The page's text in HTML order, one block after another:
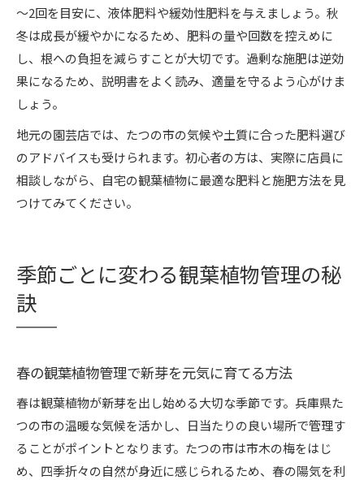
～2回を目安に、液体肥料や緩効性肥料を与えましょう。秋
冬は成長が緩やかになるため、肥料の量や回数を控えめに
し、根への負担を減らすことが大切です。過剰な施肥は逆効
果になるため、説明書をよく読み、適量を守るよう心がけま
しょう。
地元の園芸店では、たつの市の気候や土質に合った肥料選び
のアドバイスも受けられます。初心者の方は、実際に店員に
相談しながら、自宅の観葉植物に最適な肥料と施肥方法を見
つけてみてください。
季節ごとに変わる観葉植物管理の秘
訣
春の観葉植物管理で新芽を元気に育てる方法
春は観葉植物が新芽を出し始める大切な季節です。兵庫県た
つの市の温暖な気候を活かし、日当たりの良い場所で管理す
ることがポイントとなります。たつの市は市木の梅をはじ
め、四季折々の自然が身近に感じられるため、春の陽気を利